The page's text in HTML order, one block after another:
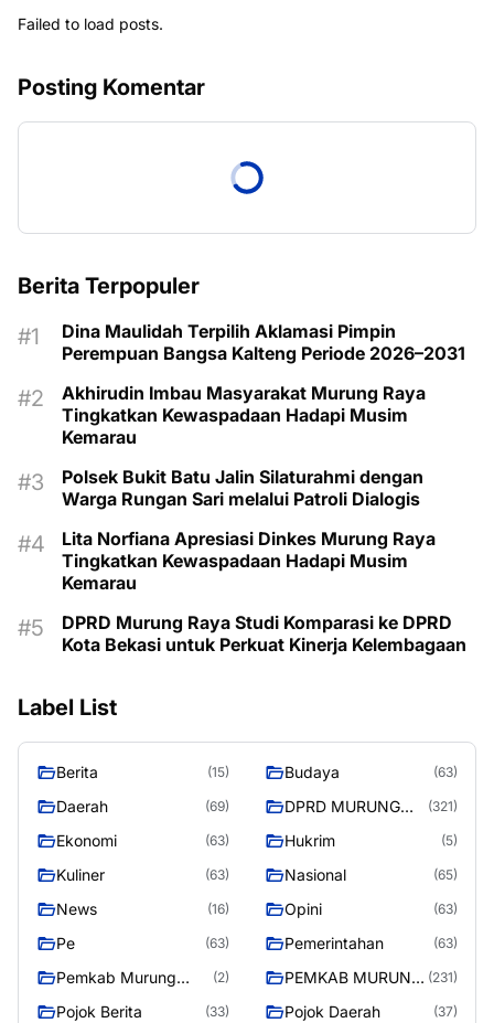
Failed to load posts.
Posting Komentar
Berita Terpopuler
Dina Maulidah Terpilih Aklamasi Pimpin
Perempuan Bangsa Kalteng Periode 2026–2031
Akhirudin Imbau Masyarakat Murung Raya
Tingkatkan Kewaspadaan Hadapi Musim
Kemarau
Polsek Bukit Batu Jalin Silaturahmi dengan
Warga Rungan Sari melalui Patroli Dialogis
Lita Norfiana Apresiasi Dinkes Murung Raya
Tingkatkan Kewaspadaan Hadapi Musim
Kemarau
DPRD Murung Raya Studi Komparasi ke DPRD
Kota Bekasi untuk Perkuat Kinerja Kelembagaan
Label List
Berita (15) Budaya (63)
Daerah (69)
DPRD MURUNG
(321)
Ekonomi (63) Hukrim (5)
Kuliner (63) Nasional (65)
News (16) Opini (63)
Pe (63) Pemerintahan (63)
Pemkab Murung
(2)
PEMKAB MURUNG (231)
Pojok Berita (33) Pojok Daerah (37)